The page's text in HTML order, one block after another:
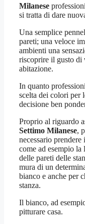
Milanese
si tratta di dare
Una semplice
pareti; una veloce
ambienti una
riscoprire il gusto di
abitazione.
In quanto
scelta dei colori per
decisione ben
Proprio al riguardo
Settimo Milanese,
necessario
come ad esempio la
delle pareti delle
mura di un
bianco e anche per
stanza.
Il bianco, ad
pitturare casa.